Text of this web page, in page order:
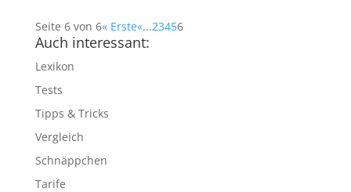
Seite 6 von 6« Erste«...23456
Auch interessant:
Lexikon
Tests
Tipps & Tricks
Vergleich
Schnäppchen
Tarife